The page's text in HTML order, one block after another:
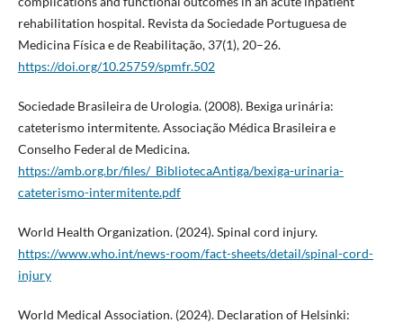
rehabilitation hospital. Revista da Sociedade Portuguesa de
Medicina Física e de Reabilitação, 37(1), 20–26.
https://doi.org/10.25759/spmfr.502
Sociedade Brasileira de Urologia. (2008). Bexiga urinária:
cateterismo intermitente. Associação Médica Brasileira e
Conselho Federal de Medicina.
https://amb.org.br/files/_BibliotecaAntiga/bexiga-urinaria-
cateterismo-intermitente.pdf
World Health Organization. (2024). Spinal cord injury.
https://www.who.int/news-room/fact-sheets/detail/spinal-cord-
injury
World Medical Association. (2024). Declaration of Helsinki: